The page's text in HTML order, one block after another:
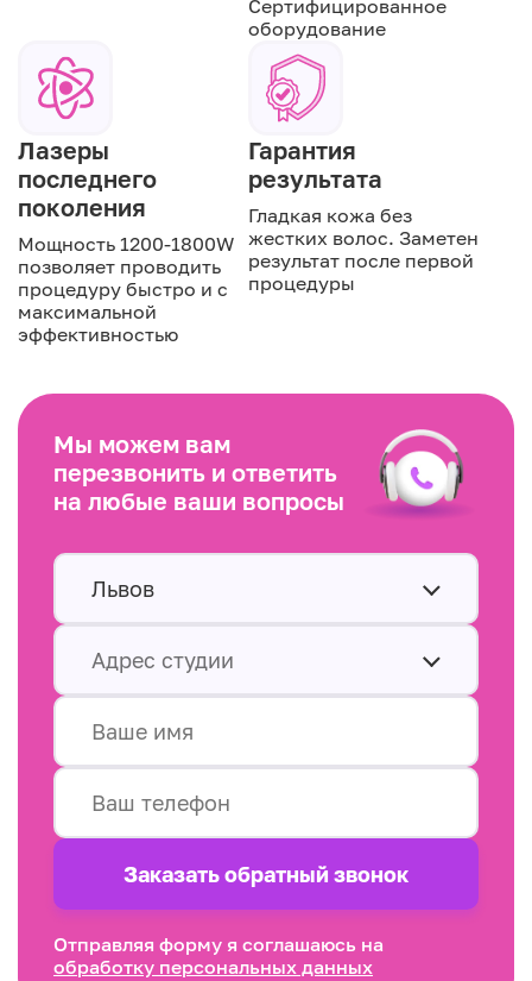
Сертифицированное
оборудование
Лазеры
последнего
поколения
Мощность 1200-1800W
позволяет проводить
процедуру быстро и с
максимальной
эффективностью
Гарантия
результата
Гладкая кожа без
жестких волос. Заметен
результат после первой
процедуры
Мы можем вам
перезвонить и ответить
на любые ваши вопросы
Львов
Адрес студии
Заказать обратный звонок
Отправляя форму я соглашаюсь на
обработку персональных данных